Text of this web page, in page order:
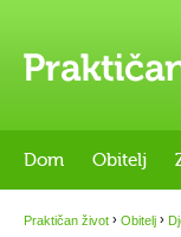
Dom Obitelj
Praktičan život › Obitelj ›